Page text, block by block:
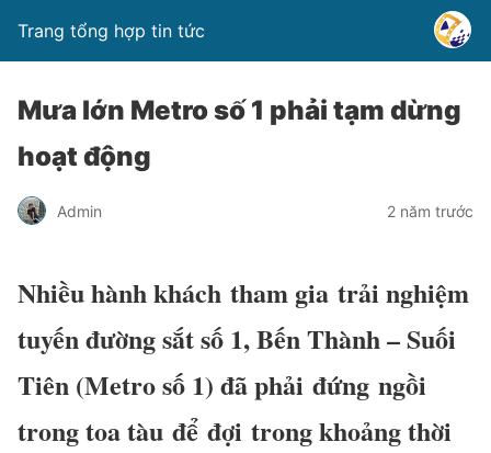
Trang tổng hợp tin tức
Mưa lớn Metro số 1 phải tạm dừng
hoạt động
Admin 2 năm trước
Nhiều hành khách tham gia trải nghiệm
tuyến đường sắt số 1, Bến Thành – Suối
Tiên (Metro số 1) đã phải đứng ngồi
trong toa tàu để đợi trong khoảng thời